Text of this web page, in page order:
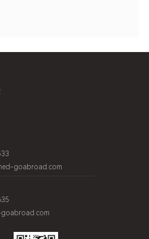
goabroad.com
goabroad.com